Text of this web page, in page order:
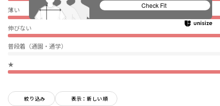
薄い
伸びない
普段着（通園・通学）
★
絞り込み 表示：新しい順
Check Fit